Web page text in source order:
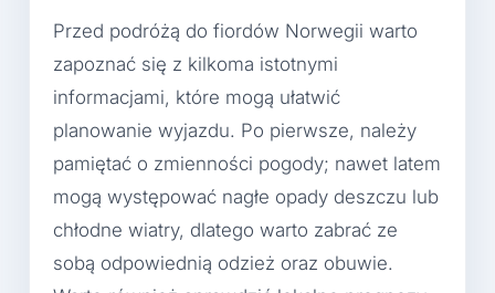
Przed podróżą do fiordów Norwegii warto
zapoznać się z kilkoma istotnymi
informacjami, które mogą ułatwić
planowanie wyjazdu. Po pierwsze, należy
pamiętać o zmienności pogody; nawet latem
mogą występować nagłe opady deszczu lub
chłodne wiatry, dlatego warto zabrać ze
sobą odpowiednią odzież oraz obuwie.